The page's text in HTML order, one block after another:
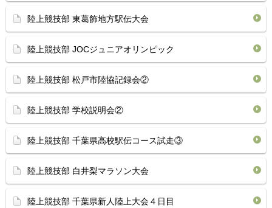
陸上競技部 東葛飾地方駅伝大会
陸上競技部 JOCジュニアオリンピック
陸上競技部 松戸市陸協記録会②
陸上競技部 学校説明会②
陸上競技部 千葉県高校駅伝コース試走③
陸上競技部 白井梨マラソン大会
陸上競技部 千葉県新人陸上大会４日目